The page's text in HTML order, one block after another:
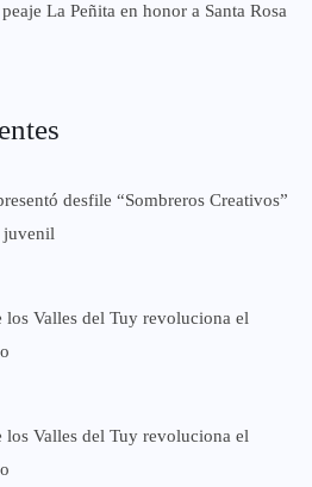
La Peñita en honor a Santa Rosa
desfile “Sombreros Creativos”
juvenil
los Valles del Tuy revoluciona el
los Valles del Tuy revoluciona el